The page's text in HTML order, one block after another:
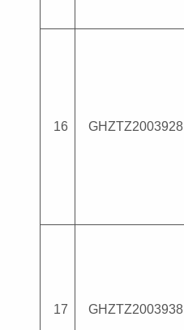
16 GHZTZ2003928
17 GHZTZ2003938